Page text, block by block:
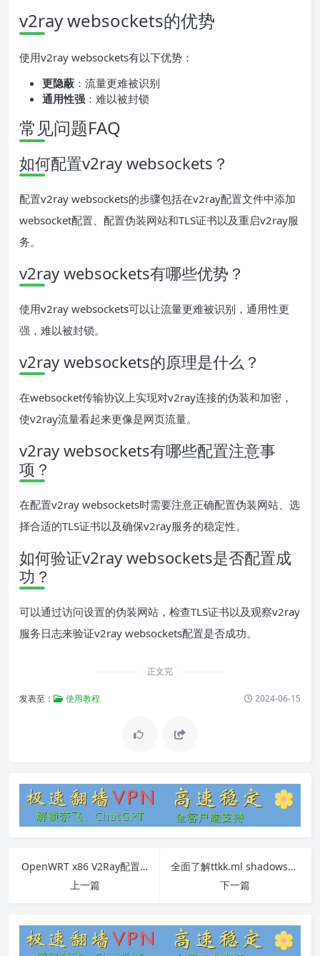
v2ray websockets的优势
使用v2ray websockets有以下优势：
更隐蔽 ：流量更难被识别
通用性强 ：难以被封锁
常见问题FAQ
如何配置v2ray websockets？
配置v2ray websockets的步骤包括在v2ray配置文件中添加
websocket配置、配置伪装网站和TLS证书以及重启v2ray服
务。
v2ray websockets有哪些优势？
使用v2ray websockets可以让流量更难被识别，通用性更
强，难以被封锁。
v2ray websockets的原理是什么？
在websocket传输协议上实现对v2ray连接的伪装和加密，
使v2ray流量看起来更像是网页流量。
v2ray websockets有哪些配置注意事
项？
在配置v2ray websockets时需要注意正确配置伪装网站、选
择合适的TLS证书以及确保v2ray服务的稳定性。
如何验证v2ray websockets是否配置成
功？
可以通过访问设置的伪装网站，检查TLS证书以及观察v2ray
服务日志来验证v2ray websockets配置是否成功。
正文完
发表至： 使用教程 2024-06-15
OpenWRT x86 V2Ray配置指南
上一篇
全面了解ttkk.ml shadowsocks站点
下一篇